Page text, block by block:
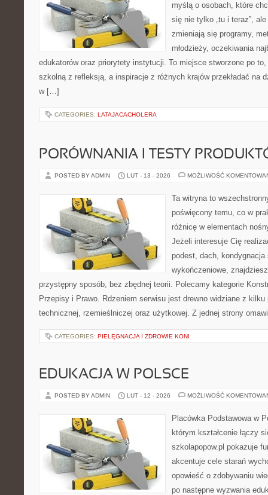
myślą o osobach, które
się nie tylko „tu i teraz”,
zmieniają się programy,
młodzieży, oczekiwania
edukatorów oraz priorytety instytucji. To miejsce stworzone po
szkolną z refleksją, a inspiracje z różnych krajów przekładać na
w […]
CATEGORIES: LATAJACACHOLERA
PORÓWNANIA I TESTY
POSTED BY ADMIN LUT - 13 - 2026 MOŻLIWOŚĆ
Ta witryna to
poświęcony temu, co w
różnicę w elementach
Jeżeli interesuje Cię
podest, dach, kondygnacja
wykończeniowe,
przystępny sposób, bez zbędnej teorii. Polecamy kategorie
Przepisy i Prawo. Rdzeniem serwisu jest drewno widziane z
technicznej, rzemieślniczej oraz użytkowej. Z jednej strony
CATEGORIES: PIELĘGNACJA I ZDROWIE KONI
EDUKACJA W POLSCE
POSTED BY ADMIN LUT - 12 - 2026 MOŻLIWOŚĆ
Placówka Podstawowa w
którym kształcenie łączy
szkolapopow.pl pokazuje
akcentuje cele starań
opowieść o zdobywaniu
po następne wyzwania